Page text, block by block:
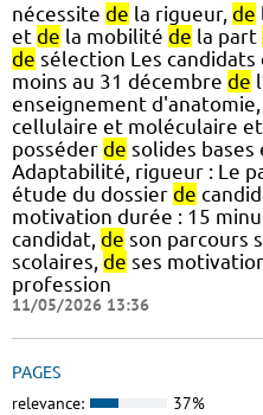
nécessite de la rigueur, de
et de la mobilité de la part
de sélection Les
moins au 31 décembre de
enseignement d'anatomie,
cellulaire et moléculaire
posséder de solides bases
Adaptabilité, rigueur : Le
étude du dossier de
motivation durée : 15
candidat, de son parcours
scolaires, de ses
profession
11/05/2026 13:36
PAGES
relevance: 37%